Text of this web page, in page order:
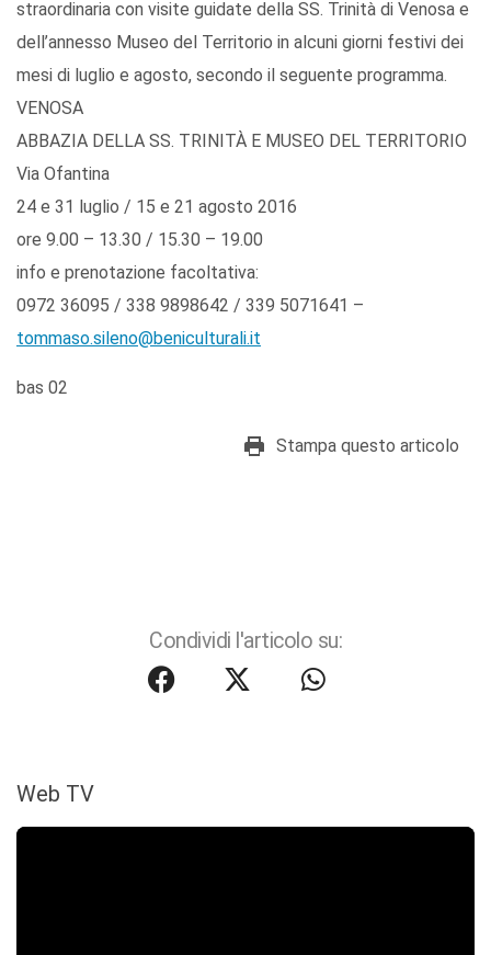
straordinaria con visite guidate della SS. Trinità di Venosa e
dell’annesso Museo del Territorio in alcuni giorni festivi dei
mesi di luglio e agosto, secondo il seguente programma.
VENOSA
ABBAZIA DELLA SS. TRINITÀ E MUSEO DEL TERRITORIO
Via Ofantina
24 e 31 luglio / 15 e 21 agosto 2016
ore 9.00 – 13.30 / 15.30 – 19.00
info e prenotazione facoltativa:
0972 36095 / 338 9898642 / 339 5071641 –
tommaso.sileno@beniculturali.it
bas 02
Stampa questo articolo
Condividi l'articolo su:
Web TV